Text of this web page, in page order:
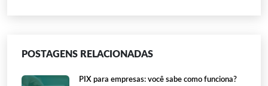
POSTAGENS RELACIONADAS
PIX para empresas: você sabe como funciona?